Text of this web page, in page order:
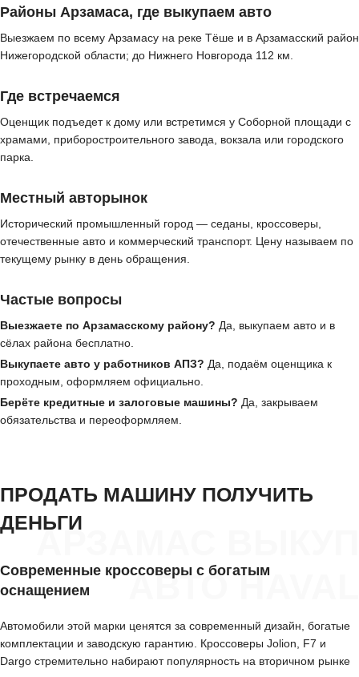
Районы Арзамаса, где выкупаем авто
Выезжаем по всему Арзамасу на реке Тёше и в Арзамасский район
Нижегородской области; до Нижнего Новгорода 112 км.
Где встречаемся
Оценщик подъедет к дому или встретимся у Соборной площади с
храмами, приборостроительного завода, вокзала или городского
парка.
Местный авторынок
Исторический промышленный город — седаны, кроссоверы,
отечественные авто и коммерческий транспорт. Цену называем по
текущему рынку в день обращения.
Частые вопросы
Выезжаете по Арзамасскому району? Да, выкупаем авто и в
сёлах района бесплатно.
Выкупаете авто у работников АПЗ? Да, подаём оценщика к
проходным, оформляем официально.
Берёте кредитные и залоговые машины? Да, закрываем
обязательства и переоформляем.
АРЗАМАС ВЫКУП
АВТО HAVAL
ПРОДАТЬ МАШИНУ ПОЛУЧИТЬ
ДЕНЬГИ
Современные кроссоверы с богатым
оснащением
Автомобили этой марки ценятся за современный дизайн, богатые
комплектации и заводскую гарантию. Кроссоверы Jolion, F7 и
Dargo стремительно набирают популярность на вторичном рынке